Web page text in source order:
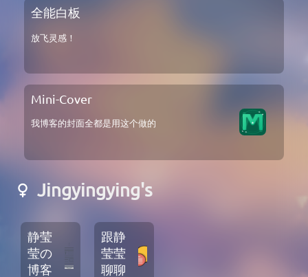
全能白板
放飞灵感！
Mini-Cover
我博客的封面全都是用这个做的
Jingyingying's
静莹
莹の
博客
跟静
莹莹
聊聊